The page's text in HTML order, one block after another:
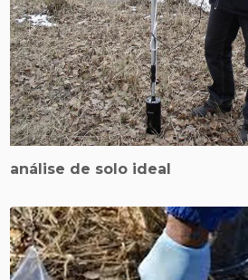
análise de solo ideal